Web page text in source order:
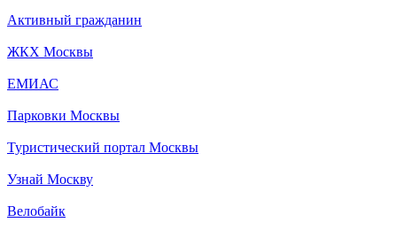
Активный гражданин
ЖКХ Москвы
ЕМИАС
Парковки Москвы
Туристический портал Москвы
Узнай Москву
Велобайк